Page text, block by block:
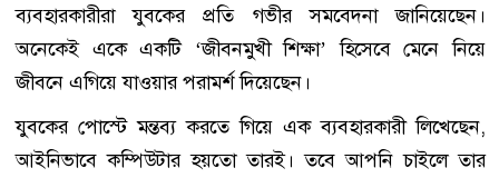
ব্যবহারকারীরা যুবকের প্রতি গভীর সমবেদনা জানিয়েছেন।
অনেকেই একে একটি ‘জীবনমুখী শিক্ষা’ হিসেবে মেনে নিয়ে
জীবনে এগিয়ে যাওয়ার পরামর্শ দিয়েছেন।
যুবকের পোস্টে মন্তব্য করতে গিয়ে এক ব্যবহারকারী লিখেছেন,
আইনিভাবে কম্পিউটার হয়তো তারই। তবে আপনি চাইলে তার